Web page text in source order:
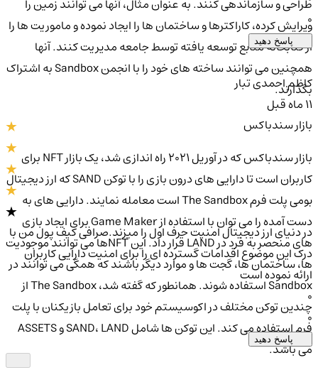
طراحی و سازماندهی کنند. به عنوان مثال، آنها می توانند زمین را
ویرایش کرده، کاراکترها و ساختمان ها را ایجاد نموده و ماموریت ها را
از کتابخانه منابع توسعه یافته توسط جامعه مدیریت کنند. آنها
همچنین می توانند ساخته های خود را با انجمن Sandbox به اشتراک
بگذارند.
بازار سندباکس
بازار سندباکس که در آوریل 2021 راه اندازی شد، یک بازار NFT برای
کاربران است تا دارایی های درون بازی را با توکن SAND که ارز دیجیتال
بومی پلت فرم The Sandbox است معامله نمایند. دارایی های به
دست آمده را می توان با استفاده از Game Maker برای ایجاد بازی
های منحصر به فرد در LAND قرار داد. این NFTها می توانند موجودیت
ها، ساختمان ها، گجت ها و موارد دیگر باشند که همگی می توانند در
Sandbox استفاده شوند. همانطور که گفته شد، The Sandbox از
چندین توکن مختلف در اکوسیستم خود برای تعامل بازیکنان با پلت
فرم استفاده می کند. این توکن ها شامل SAND، LAND و ASSETS
می باشد.
پاسخ دهید
کاظم احمدی تبار
11 ماه قبل
در دنیای ارز دیجیتال امنیت حرف اول را میزند.صرافی کیف پول من با
درک این موضوع اقدامات گسترده ای را برای امنیت دارایی کاربران
ارائه نموده است
پاسخ دهید